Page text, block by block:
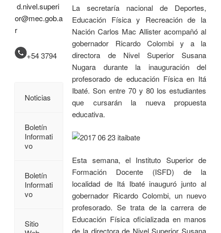
La secretaría nacional de Deportes,
Educación Física y Recreación de la
Nación Carlos Mac Allister acompañó al
gobernador Ricardo Colombi y a la
directora de Nivel Superior Susana
Nugara durante la inauguración del
profesorado de educación Física en Itá
Ibaté. Son entre 70 y 80 los estudiantes
que cursarán la nueva propuesta
educativa.
Esta semana, el Instituto Superior de
Formación Docente (ISFD) de la
localidad de Itá Ibaté inauguró junto al
gobernador Ricardo Colombi, un nuevo
profesorado. Se trata de la carrera de
Educación Física oficializada en manos
de la directora de Nivel Superior Susana
d.nivel.superi
or@mec.gob.a
r
+54 3794
Noticias
Boletín
Informati
vo
Boletín
Informati
vo
Sitio